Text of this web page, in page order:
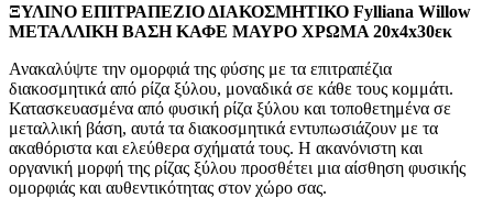
ΞΥΛΙΝΟ ΕΠΙΤΡΑΠΕΖΙΟ ΔΙΑΚΟΣΜΗΤΙΚΟ Fylliana Willow
ΜΕΤΑΛΛΙΚΗ ΒΑΣΗ ΚΑΦΕ ΜΑΥΡΟ ΧΡΩΜΑ 20x4x30εκ
Ανακαλύψτε την ομορφιά της φύσης με τα επιτραπέζια
διακοσμητικά από ρίζα ξύλου, μοναδικά σε κάθε τους κομμάτι.
Κατασκευασμένα από φυσική ρίζα ξύλου και τοποθετημένα σε
μεταλλική βάση, αυτά τα διακοσμητικά εντυπωσιάζουν με τα
ακαθόριστα και ελεύθερα σχήματά τους. Η ακανόνιστη και
οργανική μορφή της ρίζας ξύλου προσθέτει μια αίσθηση φυσικής
ομορφιάς και αυθεντικότητας στον χώρο σας.